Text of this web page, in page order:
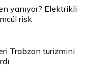
yanıyor? Elektrikli
risk
Trabzon turizmini